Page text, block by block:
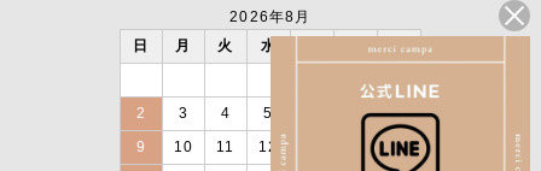
2026年8月
日
月 火 水
土
2
3 4 5
8
9
10 11 12
15